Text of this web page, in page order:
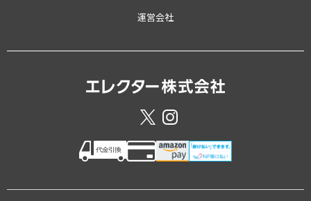
運営会社